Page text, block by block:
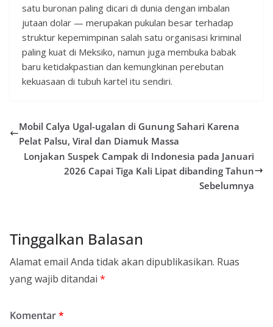
satu buronan paling dicari di dunia dengan imbalan
jutaan dolar — merupakan pukulan besar terhadap
struktur kepemimpinan salah satu organisasi kriminal
paling kuat di Meksiko, namun juga membuka babak
baru ketidakpastian dan kemungkinan perebutan
kekuasaan di tubuh kartel itu sendiri.
Mobil Calya Ugal-ugalan di Gunung Sahari Karena
Pelat Palsu, Viral dan Diamuk Massa
Lonjakan Suspek Campak di Indonesia pada Januari
2026 Capai Tiga Kali Lipat dibanding Tahun
Sebelumnya
Tinggalkan Balasan
Alamat email Anda tidak akan dipublikasikan. Ruas
yang wajib ditandai *
Komentar*